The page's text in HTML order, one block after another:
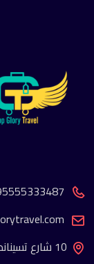
10 شارع تسيناندالي ، تبليسي 0144 ، جورجيا